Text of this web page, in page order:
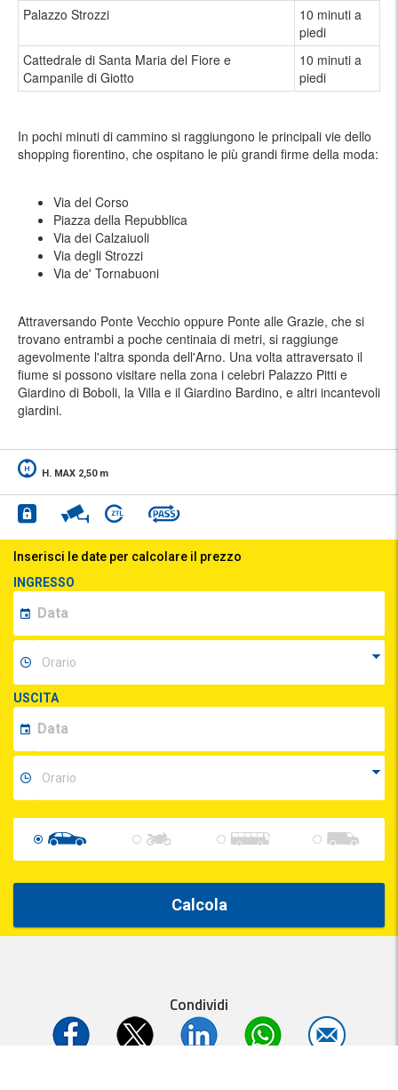
Palazzo Strozzi
10 minuti a
piedi
Cattedrale di Santa Maria del Fiore e
Campanile di Giotto
10 minuti a
piedi
In pochi minuti di cammino si raggiungono le principali vie dello
shopping fiorentino, che ospitano le più grandi firme della moda:
Via del Corso
Piazza della Repubblica
Via dei Calzaiuoli
Via degli Strozzi
Via de' Tornabuoni
Attraversando Ponte Vecchio oppure Ponte alle Grazie, che si
trovano entrambi a poche centinaia di metri, si raggiunge
agevolmente l'altra sponda dell'Arno. Una volta attraversato il
fiume si possono visitare nella zona i celebri Palazzo Pitti e
Giardino di Boboli, la Villa e il Giardino Bardino, e altri incantevoli
giardini.
H. MAX 2,50 m
Inserisci le date per calcolare il prezzo
INGRESSO
USCITA
Calcola
Condividi